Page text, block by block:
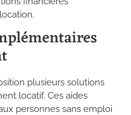
plusieurs solutions
locatif. Ces aides
personnes sans emploi